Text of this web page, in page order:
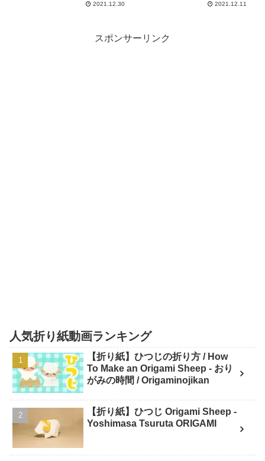
2021.12.30 2021.12.11
スポンサーリンク
人気折り紙動画ランキング
【折り紙】ひつじの折り方 / How
To Make an Origami Sheep - おり
がみの時間 / Origaminojikan
【折り紙】ひつじ Origami Sheep -
Yoshimasa Tsuruta ORIGAMI